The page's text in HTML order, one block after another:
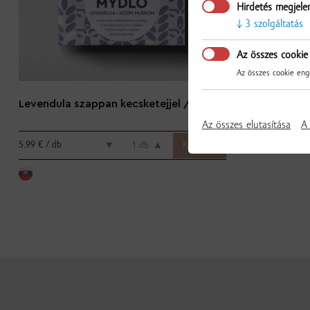
Levendula szappan kecsketejjel / 100g
5.99 € / db ▼ db ▲
Hirdetés
3 szolgáltatás
Az összes cookie
Az összes cookie
Az összes elutasítása A